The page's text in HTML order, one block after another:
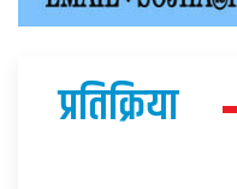
प्रतिक्रिया